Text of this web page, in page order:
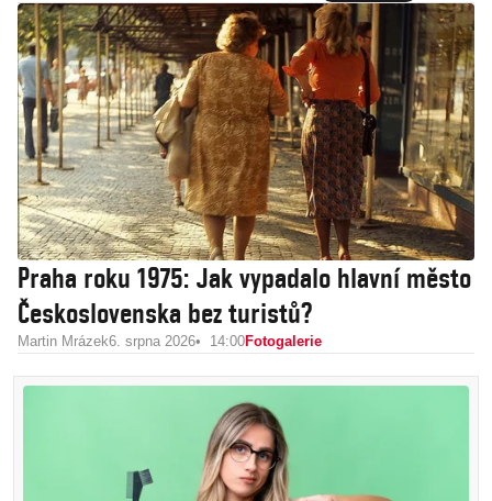
Praha roku 1975: Jak vypadalo hlavní město
Československa bez turistů?
Martin Mrázek6. srpna 2026 14:00Fotogalerie